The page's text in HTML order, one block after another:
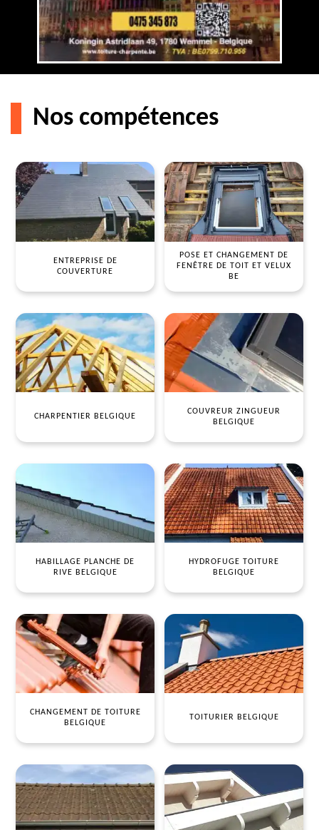
Nos compétences
ENTREPRISE DE
COUVERTURE
POSE ET CHANGEMENT DE
FENÊTRE DE TOIT ET VELUX
BE
CHARPENTIER BELGIQUE
COUVREUR ZINGUEUR
BELGIQUE
HABILLAGE PLANCHE DE
RIVE BELGIQUE
HYDROFUGE TOITURE
BELGIQUE
CHANGEMENT DE TOITURE
BELGIQUE
TOITURIER BELGIQUE